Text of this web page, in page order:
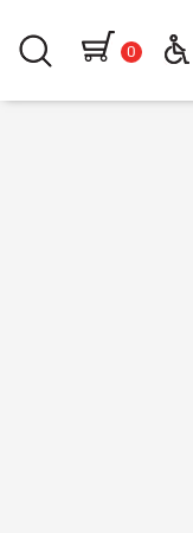
https://
0